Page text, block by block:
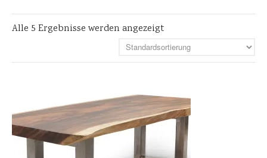
Alle 5 Ergebnisse werden angezeigt